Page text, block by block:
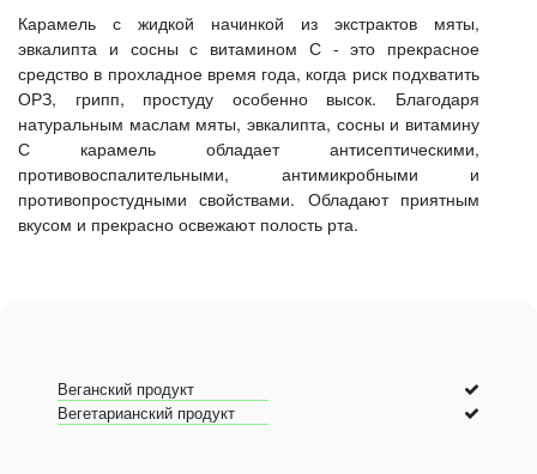
Карамель с жидкой начинкой из экстрактов мяты,
эвкалипта и сосны с витамином С - это прекрасное
средство в прохладное время года, когда риск подхватить
ОРЗ, грипп, простуду особенно высок. Благодаря
натуральным маслам мяты, эвкалипта, сосны и витамину
С карамель обладает антисептическими,
противовоспалительными, антимикробными и
противопростудными свойствами. Обладают приятным
вкусом и прекрасно освежают полость рта.
Веганский продукт
Вегетарианский продукт